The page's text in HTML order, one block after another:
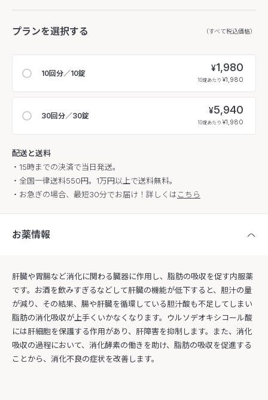
プランを選択する （すべて税込価格）
10回分／10錠
¥1,980
10錠あたり ¥1,980
30回分／30錠
¥5,940
10錠あたり ¥1,980
配送と送料
・15時までの決済で当日発送。
・全国一律送料550円。1万円以上で送料無料。
・お急ぎの場合、最短30分でお届け！詳しくはこちら
お薬情報
肝臓や胃腸など消化に関わる臓器に作用し、脂肪の吸収を促す内服薬
です。お酒を飲みすぎるなどして肝臓の機能が低下すると、胆汁の量
が減り、その結果、腸や肝臓を循環している胆汁酸も不足してしまい
脂肪の消化吸収が上手くいかなくなります。ウルソデオキシコール酸
には肝細胞を保護する作用があり、肝障害を抑制します。また、消化
吸収の過程において、消化酵素の働きを助け、脂肪の吸収を促進する
ことから、消化不良の症状を改善します。